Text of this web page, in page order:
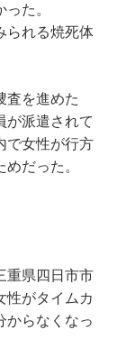
た。
られる焼死体
査を進めた
が派遣されて
で女性が行方
だった。
重県四日市市
性がタイムカ
からなくなっ